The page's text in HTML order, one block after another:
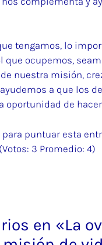
tengamos, lo
que ocupemos,
nuestra misión,
a que los
oportunidad de
para puntuar esta
(Votos: 3 Promedio: 4)
en «La